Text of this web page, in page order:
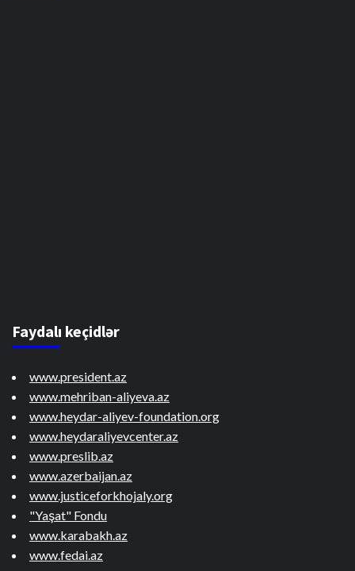
Faydalı keçidlər
www.president.az
www.mehriban-aliyeva.az
www.heydar-aliyev-foundation.org
www.heydaraliyevcenter.az
www.preslib.az
www.azerbaijan.az
www.justiceforkhojaly.org
"Yaşat" Fondu
www.karabakh.az
www.fedai.az